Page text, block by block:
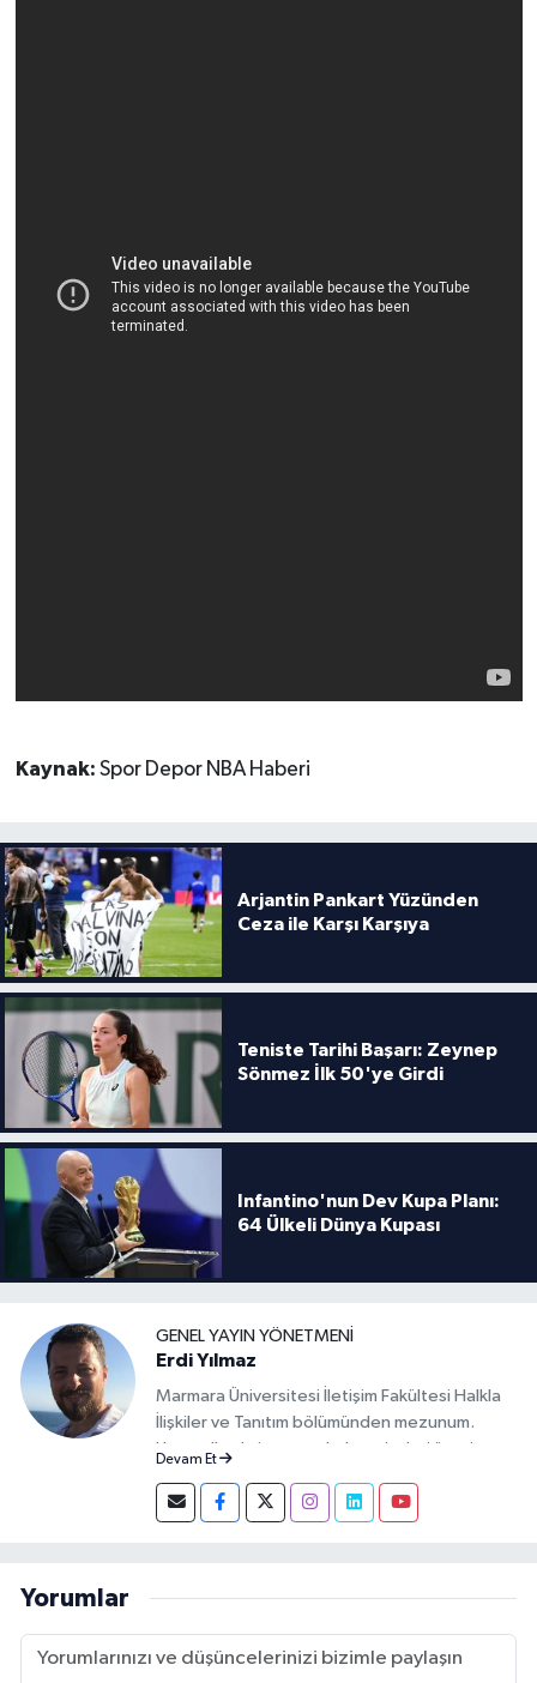
Kaynak: Spor Depor NBA Haberi
Arjantin Pankart Yüzünden
Ceza ile Karşı Karşıya
Teniste Tarihi Başarı: Zeynep
Sönmez İlk 50'ye Girdi
Infantino'nun Dev Kupa Planı:
64 Ülkeli Dünya Kupası
GENEL YAYIN YÖNETMENI
Erdi Yılmaz
Marmara Üniversitesi İletişim Fakültesi Halkla
İlişkiler ve Tanıtım bölümünden mezunum.
Uzun yıllardır internet haber siteleri üzerine
markalaşması ve Türk spor ortamına yeni bir
soluk getirmesi için mücadele ediyorum.
Devam Et
Yorumlar